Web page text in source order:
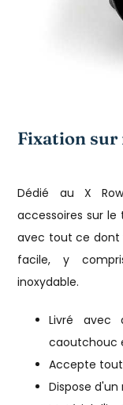
Fixation sur
Dédié au X
accessoires sur le
avec tout ce dont
facile, y
inoxydable.
Livré avec
caoutchouc
Accepte tout
Dispose